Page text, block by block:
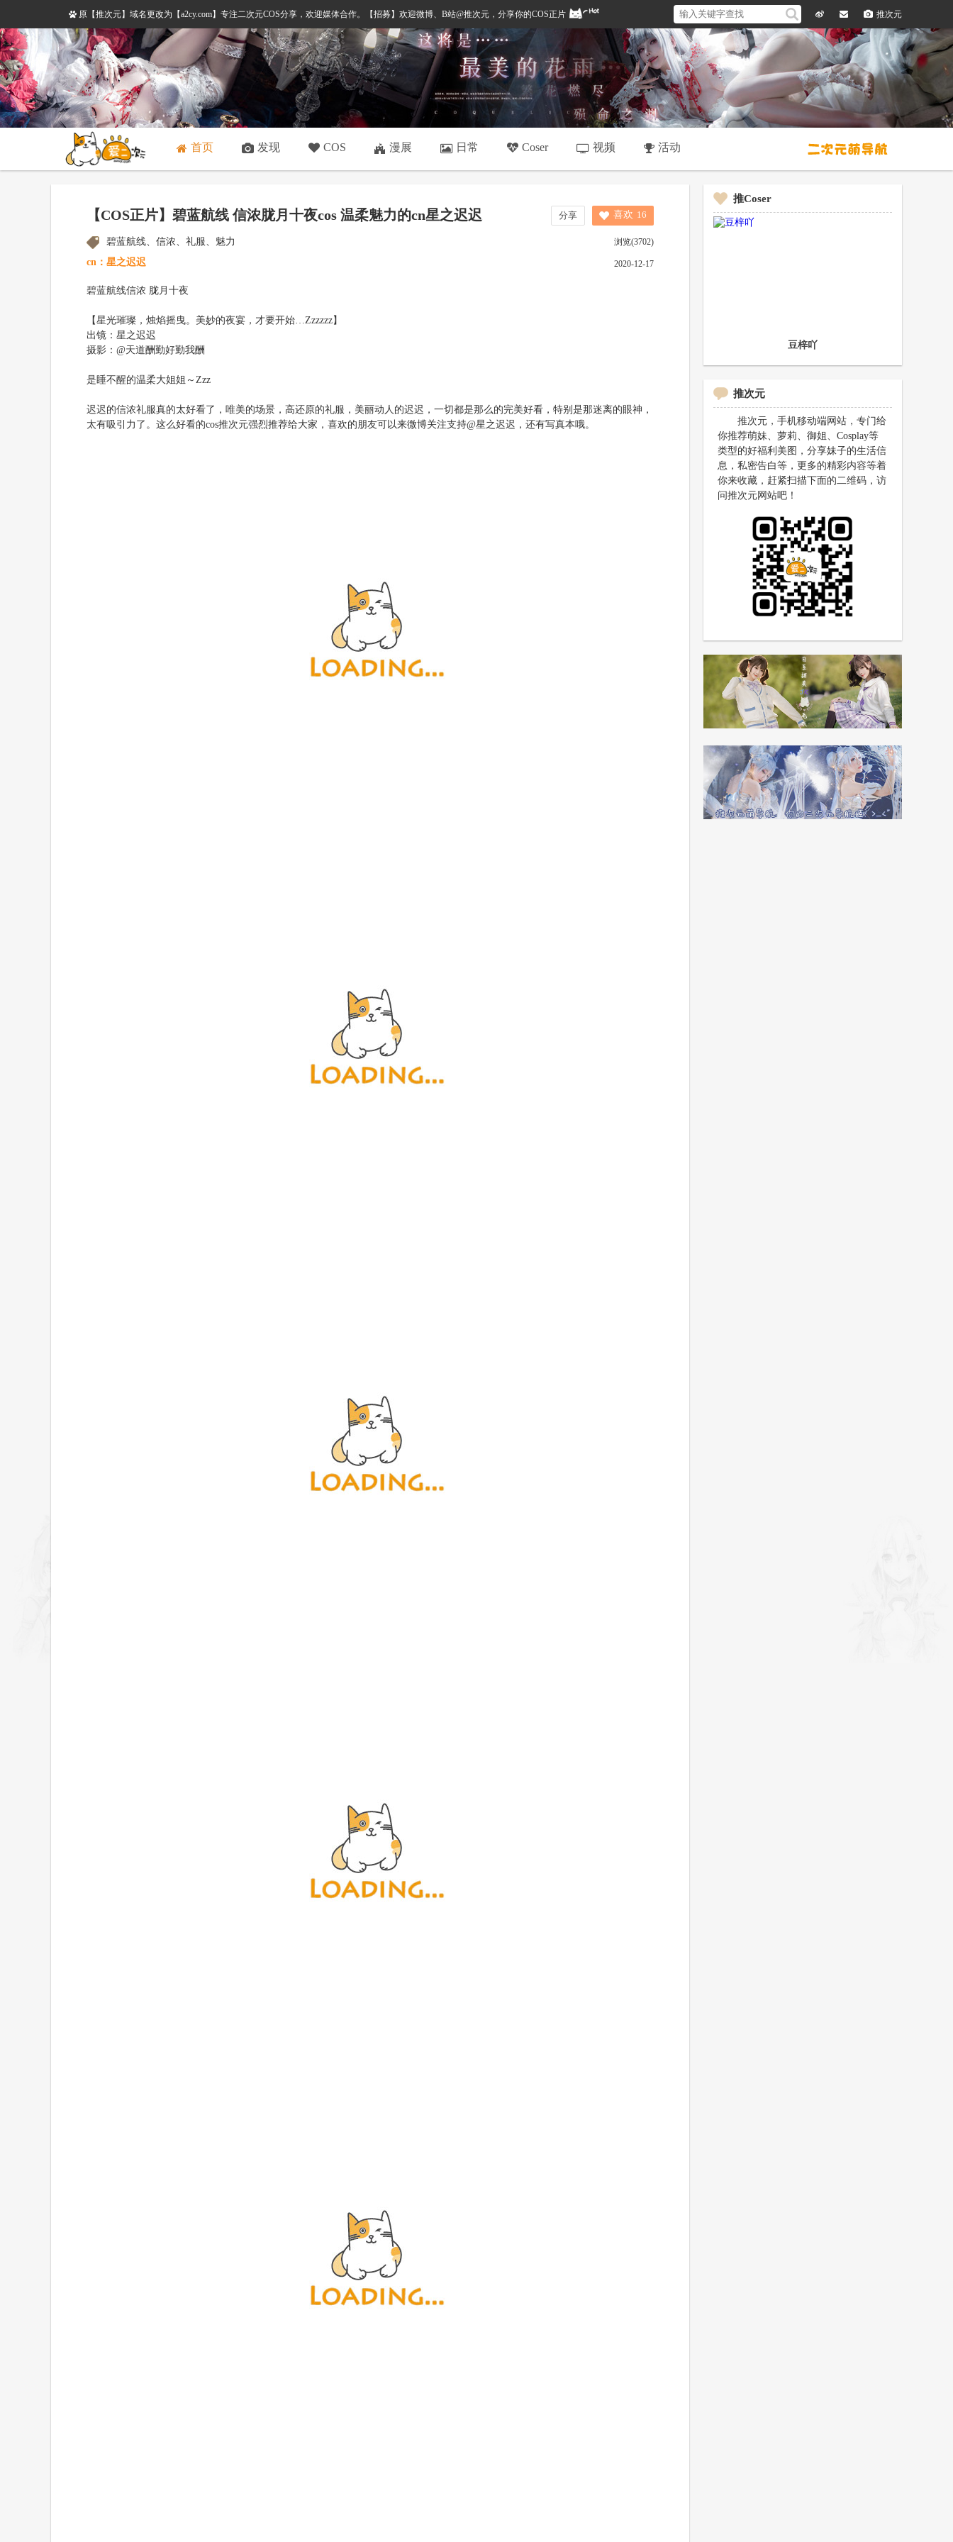
原【推次元】域名更改为【a2cy.com】专注二次元COS分享，欢迎媒体合作。【招募】欢迎微博、B站@推次元，分享你的COS正片
微
博
留
言
推次元
首页 发现 COS 漫展 日常 Coser 视频 活动
【COS正片】碧蓝航线 信浓胧月十夜cos 温柔魅力的cn星之迟迟
碧蓝航线、信浓、礼服、魅力
cn：星之迟迟
喜欢 16
浏览(3702)
2020-12-17
碧蓝航线信浓 胧月十夜
【星光璀璨，烛焰摇曳。美妙的夜宴，才要开始…Zzzzzz】
出镜：星之迟迟
摄影：@天道酬勤好勤我酬
是睡不醒的温柔大姐姐～Zzz
迟迟的信浓礼服真的太好看了，唯美的场景，高还原的礼服，美丽动人的迟迟，一切都是那么的完美好看，特别是那迷离的眼神，
太有吸引力了。这么好看的cos推次元强烈推荐给大家，喜欢的朋友可以来微博关注支持@星之迟迟，还有写真本哦。
推Coser
豆梓吖
推次元
推次元，手机移动端网站，专门给
你推荐萌妹、萝莉、御姐、Cosplay等
类型的好福利美图，分享妹子的生活信
息，私密告白等，更多的精彩内容等着
你来收藏，赶紧扫描下面的二维码，访
问推次元网站吧！